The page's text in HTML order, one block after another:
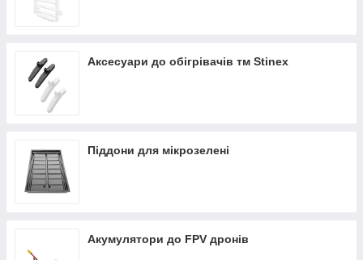
Аксесуари до обігрівачів тм Stinex
Піддони для мікрозелені
Акумулятори до FPV дронів